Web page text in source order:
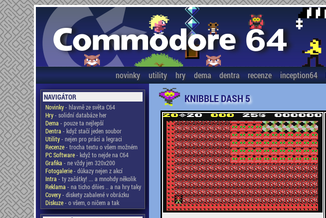
novinky utility hry dema dentra recenze inception64
NAVIGÁTOR
Novinky- hlavně ze světa C64
Hry- solidní databáze her
Dema - pouze ta nejlepší
Dentra - když stačí jeden soubor
Utility- nejen pro práci a legraci
Recenze- trocha textu o všem možném
PC Software- když to nejde na C64
Grafika - ne vždy jen 320x200
Fotogalerie- důkazy nejen z akcí
Intra - ty začátky! ... a mnohdy několik
Reklama - na ticho dňies .. a na hry taky
Covery- diskety zabalené v obrázku
Diskuze- o všem, o ničem a tak
KNIBBLE DASH 5